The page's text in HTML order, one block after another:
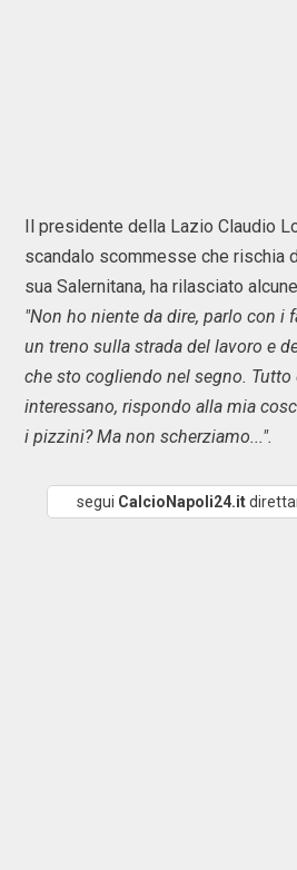
Il presidente della Lazio Claudio
scandalo scommesse che rischia
sua Salernitana, ha rilasciato
"Non ho niente da dire, parlo con i
un treno sulla strada del lavoro e
che sto cogliendo nel segno.
interessano, rispondo alla mia
i pizzini? Ma non scherziamo...".
segui CalcioNapoli24.it